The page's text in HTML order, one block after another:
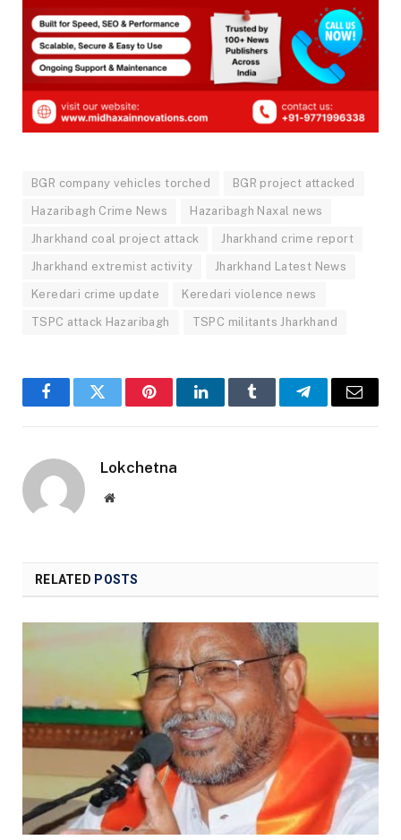
BGR company vehicles torched BGR project attacked
Hazaribagh Crime News Hazaribagh Naxal news
Jharkhand coal project attack Jharkhand crime report
Jharkhand extremist activity Jharkhand Latest News
Keredari crime update Keredari violence news
TSPC attack Hazaribagh TSPC militants Jharkhand
FacebookTwitter PinterestLinkedInTumblr TelegramEmail
Lokchetna
Website
RELATED POSTS